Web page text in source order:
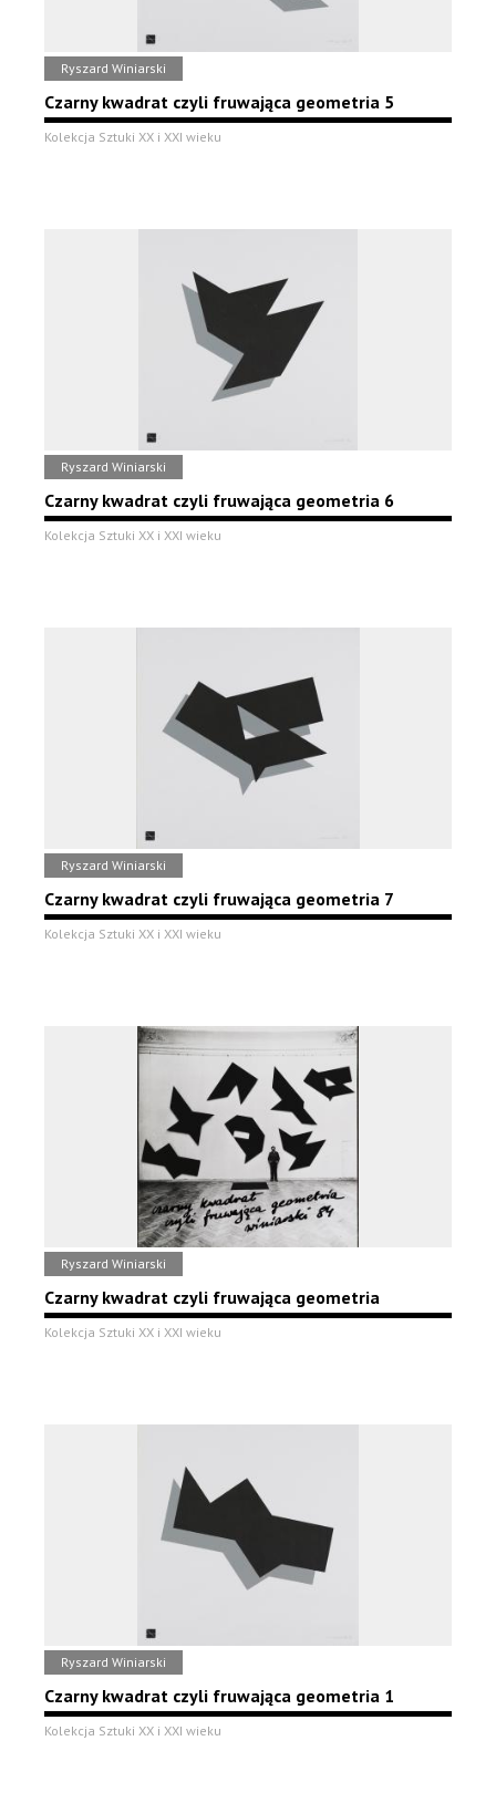
Ryszard Winiarski
Czarny kwadrat czyli fruwająca geometria 5
Kolekcja Sztuki XX i XXI wieku
Ryszard Winiarski
Czarny kwadrat czyli fruwająca geometria 6
Kolekcja Sztuki XX i XXI wieku
Ryszard Winiarski
Czarny kwadrat czyli fruwająca geometria 7
Kolekcja Sztuki XX i XXI wieku
Ryszard Winiarski
Czarny kwadrat czyli fruwająca geometria
Kolekcja Sztuki XX i XXI wieku
Ryszard Winiarski
Czarny kwadrat czyli fruwająca geometria 1
Kolekcja Sztuki XX i XXI wieku